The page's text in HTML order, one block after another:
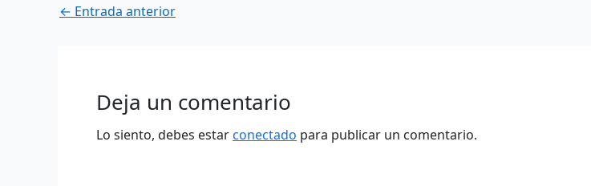
← Entrada anterior
Deja un comentario
Lo siento, debes estarconectado para publicar un comentario.